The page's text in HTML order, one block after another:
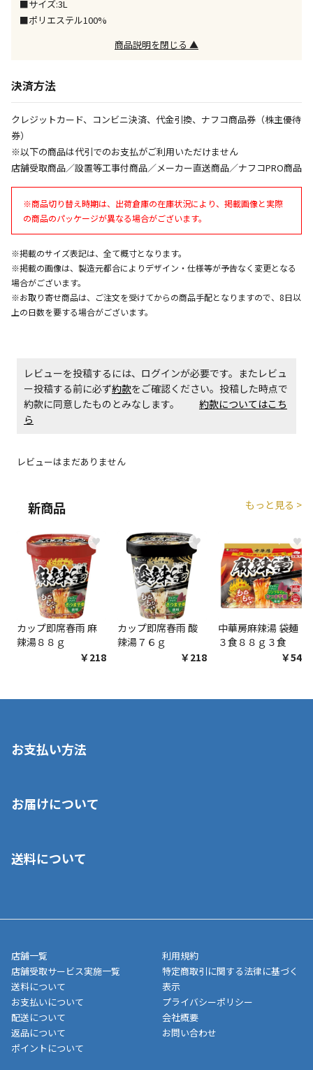
※ほか商品との同時購入はできません。お手数です
が、ご購入手続きを分けてお買い求めください
※支払い方法の代金引換は選択できません。
同時購入が可能です
午前9時までのご注文確定した商品については、当日に
出荷いたします。
ため、通常よりお時間をいただく場合がございます。
また、日曜・祝日や年末年始などの長期休業期間中
は、休業明けからの出荷対応となります。
設置工事代金も含まれた商品です
お見積商品です。金額・施工日はお打ち合わせの上、
決定となります。
お見積商品です。金額・施工日はお打ち合わせの上、
決定となります。
生する場合がございます。
■サイズ:3L
■ポリエステル100%
商品説明を閉じる ▲
決済方法
クレジットカード、コンビニ決済、代金引換、ナフコ商品券（株主優待
券）
※以下の商品は代引でのお支払がご利用いただけません
店舗受取商品／設置等工事付商品／メーカー直送商品／ナフコPRO商品
※商品切り替え時期は、出荷倉庫の在庫状況により、掲載画像と実際
の商品のパッケージが異なる場合がございます。
※掲載のサイズ表記は、全て概寸となります。
※掲載の画像は、製造元都合によりデザイン・仕様等が予告なく変更となる
場合がございます。
※お取り寄せ商品は、ご注文を受けてからの商品手配となりますので、8日以
上の日数を要する場合がございます。
レビューを投稿するには、ログインが必要です。またレビュ
ー投稿する前に必ず約款をご確認ください。投稿した時点で
約款に同意したものとみなします。 約款についてはこち
ら
レビューはまだありません
新商品 もっと見る >
♥
カップ即席春雨 麻
辣湯８８ｇ
￥218
♥
カップ即席春雨 酸
辣湯７６ｇ
￥218
♥
中華房麻辣湯 袋麺
３食８８ｇ３食
￥548
お支払い方法
いいただくことはできません。ご了承ください。
■代金引換(代引)※手数料がかかります
■商品によっては一部決済方法が使用できない場合がございま
す。
お届けについて
ご注文が確認出来次第、1～4営業日に発送いたします。「お取り
業日にてお引渡しとなります。(離島などの場合、例外もあります)
メーカー直送品など一部商品については、その他商品との購入に
制限がかかる場合がございます。また発送日についても、通常と
異なる場合がございます。対象商品の説明ページをご確認くださ
い。
■店舗受取をご選択いただいた場合
ご注文が確認出来次第、お受取される店舗在庫を使用してご準備
をさせていただきます。店舗に在庫がない場合は店舗よりお取り
送料について
店舗一覧
店舗受取サービス実施一覧
送料について
お支払いについて
配送について
返品について
ポイントについて
利用規約
特定商取引に関する法律に基づく
表示
プライバシーポリシー
会社概要
お問い合わせ